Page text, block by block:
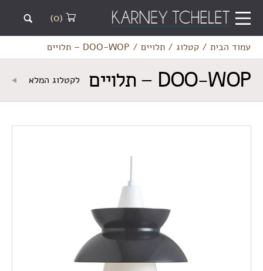
(0)
עמוד הבית/ קטלוג/ תלויים/ DOO-WOP – תלויים
DOO-WOP – תלויים לקטלוג המלא